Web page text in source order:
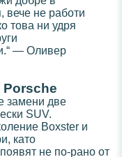
вече не работи
това ни удря
— Оливер
Porsche
замени две
SUV.
Boxster и
като
не по-рано от